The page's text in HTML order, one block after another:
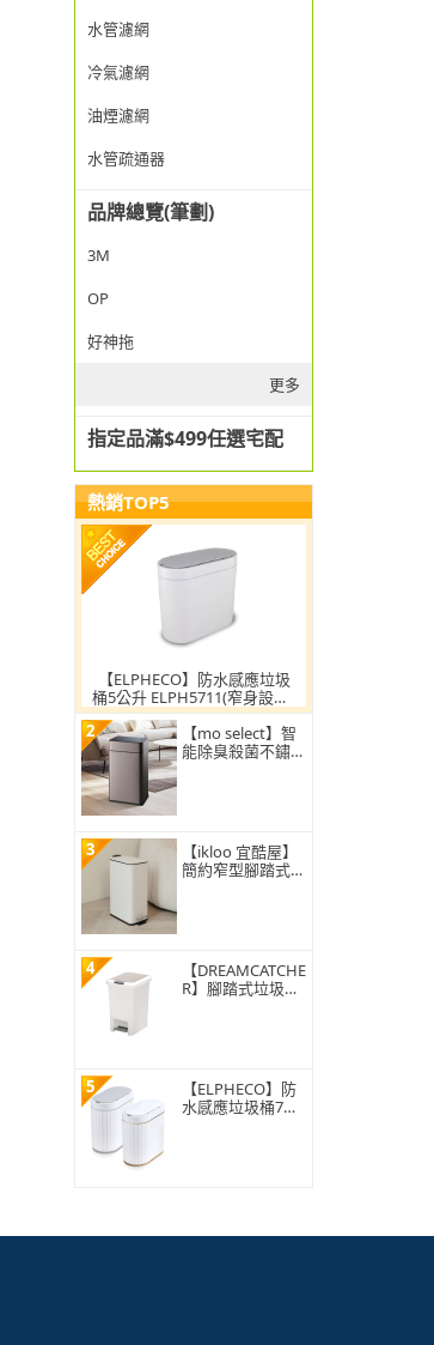
水管濾網
冷氣濾網
油煙濾網
水管疏通器
品牌總覽(筆劃)
3M
OP
好神拖
更多
指定品滿$499任選宅配
熱銷TOP5
【ELPHECO】防水感應垃圾
桶5公升 ELPH5711(窄身設計/
小容量/小空間適用)
2
【mo select】智
能除臭殺菌不鏽鋼
3
【ikloo 宜酷屋】
簡約窄型腳踏式垃
4
【DREAMCATCHE
R】腳踏式垃圾桶
5
【ELPHECO】防
水感應垃圾桶7公